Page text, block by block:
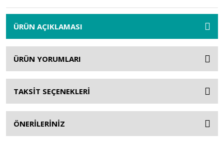
ÜRÜN AÇIKLAMASI
ÜRÜN YORUMLARI
TAKSİT SEÇENEKLERİ
ÖNERİLERİNİZ